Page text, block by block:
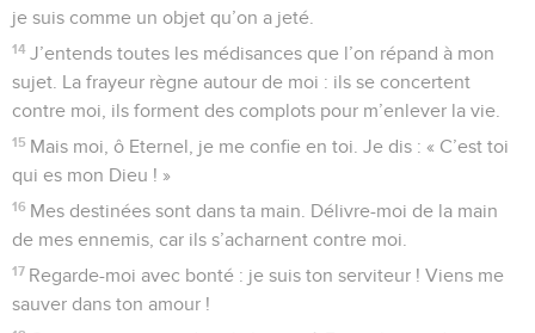
je suis comme un objet qu’on a jeté.
14 J’entends toutes les médisances que l’on répand à mon
sujet. La frayeur règne autour de moi : ils se concertent
contre moi, ils forment des complots pour m’enlever la vie.
15 Mais moi, ô Eternel, je me confie en toi. Je dis : « C’est toi
qui es mon Dieu ! »
16 Mes destinées sont dans ta main. Délivre-moi de la main
de mes ennemis, car ils s’acharnent contre moi.
17 Regarde-moi avec bonté : je suis ton serviteur ! Viens me
sauver dans ton amour !